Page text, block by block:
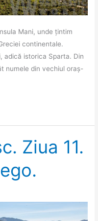
Mani, unde țintim
continentale.
adică istorica Sparta. Din
numele din vechiul oraș-
Ziua 11.